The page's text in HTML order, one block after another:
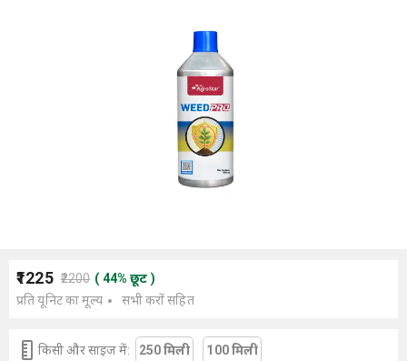
₹1225 ₹2200 ( 44% छूट )
प्रति यूनिट का मूल्य
सभी करों सहित
किसी और साइज में: 250 मिली 100 मिली